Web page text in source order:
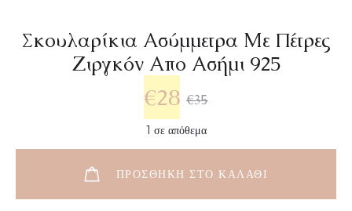
Σκουλαρίκια Ασύμμετρα Με Πέτρες
Ζιργκόν Απο Ασήμι 925
€35
€28
1 σε απόθεμα
ΠΡΟΣΘΉΚΗ ΣΤΟ ΚΑΛΆΘΙ